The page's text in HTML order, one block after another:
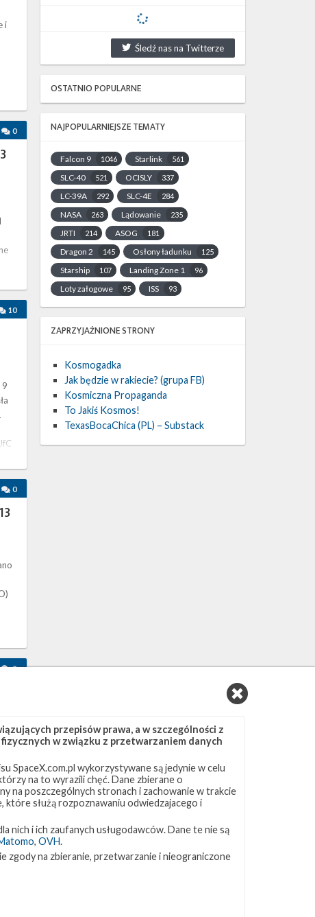
i
0
10
9
0
2
8
Śledź nas na Twitterze
OSTATNIO POPULARNE
NAJPOPULARNIEJSZE TEMATY
Falcon 9 1046 Starlink 561
SLC-40 521 OCISLY 337
LC-39A 292 SLC-4E 284
NASA 263 Lądowanie 235
JRTI 214 ASOG 181
Dragon 2 145 Osłony ładunku 125
Starship 107 Landing Zone 1 96
Loty załogowe 95 ISS 93
ZAPRZYJAŹNIONE STRONY
Kosmogadka
Jak będzie w rakiecie? (grupa FB)
Kosmiczna Propaganda
To Jakiś Kosmos!
TexasBocaChica (PL) – Substack
przepisów prawa, a w szczególności z
w związku z przetwarzaniem danych
SpaceX.com.pl wykorzystywane są jedynie w celu
na to wyrazili chęć. Dane zbierane o
na poszczególnych stronach i zachowanie w trakcie
służą rozpoznawaniu odwiedzajacego i
nich i ich zaufanych usługodawców. Dane te nie są
, OVH.
zgody na zbieranie, przetwarzanie i nieograniczone